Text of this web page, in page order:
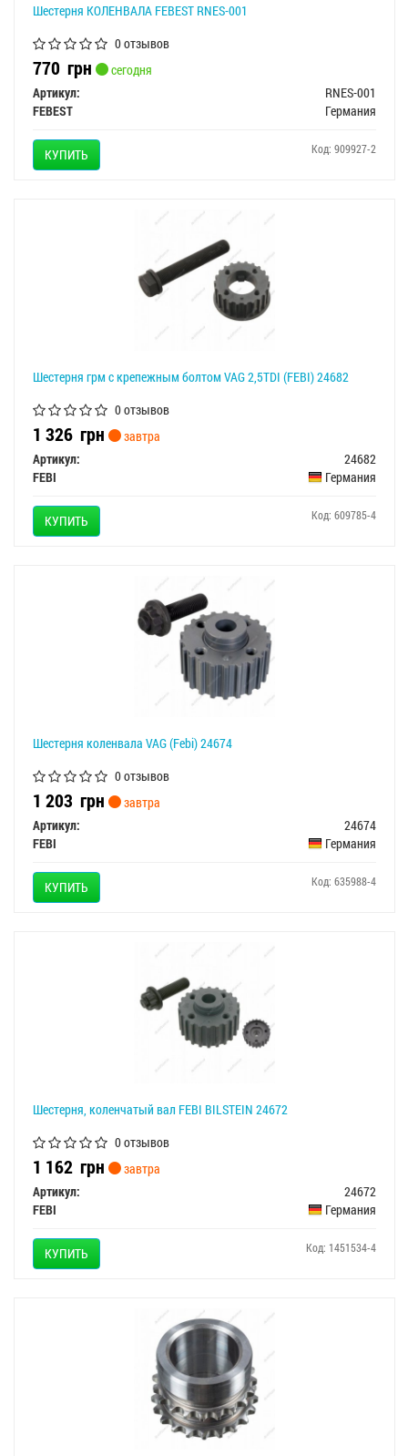
Шестерня КОЛЕНВАЛА FEBEST RNES-001
0 отзывов
770 грн
сегодня
Артикул:
RNES-001
FEBEST
Германия
КУПИТЬ Код: 909927-2
Шестерня грм с крепежным болтом VAG 2,5TDI (FEBI) 24682
0 отзывов
1 326 грн
завтра
Артикул:
24682
FEBI
Германия
КУПИТЬ Код: 609785-4
Шестерня коленвала VAG (Febi) 24674
0 отзывов
1 203 грн
завтра
Артикул:
24674
FEBI
Германия
КУПИТЬ Код: 635988-4
Шестерня, коленчатый вал FEBI BILSTEIN 24672
0 отзывов
1 162 грн
завтра
Артикул:
24672
FEBI
Германия
КУПИТЬ Код: 1451534-4